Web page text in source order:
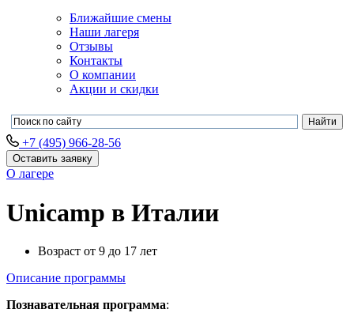
Ближайшие смены
Наши лагеря
Отзывы
Контакты
О компании
Акции и скидки
+7 (495) 966-28-56
Оставить заявку
О лагере
Unicamp в Италии
Возраст от 9 до 17 лет
Описание программы
Познавательная программа: